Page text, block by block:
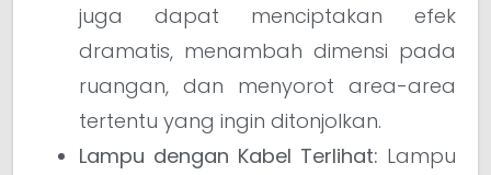
juga dapat menciptakan efek
dramatis, menambah dimensi pada
ruangan, dan menyorot area-area
tertentu yang ingin ditonjolkan.
Lampu dengan Kabel Terlihat: Lampu